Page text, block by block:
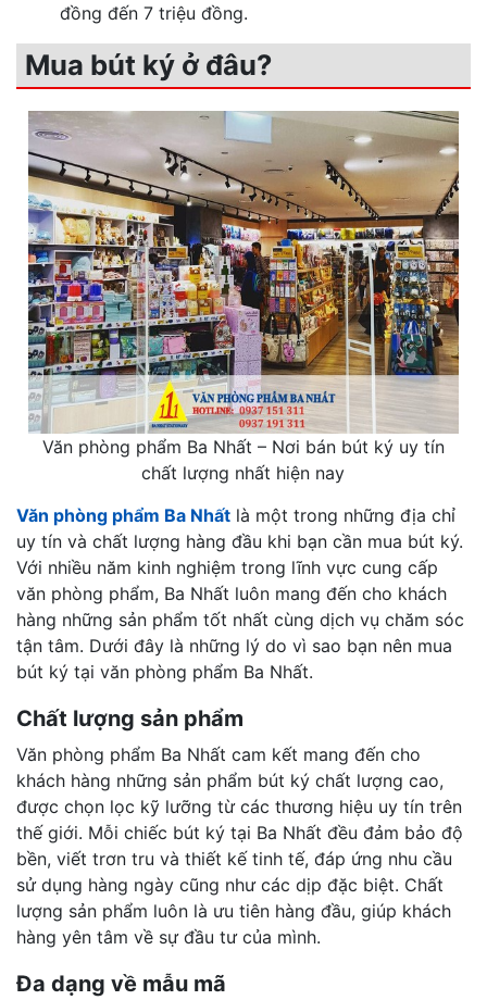
đồng đến 7 triệu đồng.
Mua bút ký ở đâu?
Văn phòng phẩm Ba Nhất – Nơi bán bút ký uy tín
chất lượng nhất hiện nay
Văn phòng phẩm Ba Nhất là một trong những địa chỉ
uy tín và chất lượng hàng đầu khi bạn cần mua bút ký.
Với nhiều năm kinh nghiệm trong lĩnh vực cung cấp
văn phòng phẩm, Ba Nhất luôn mang đến cho khách
hàng những sản phẩm tốt nhất cùng dịch vụ chăm sóc
tận tâm. Dưới đây là những lý do vì sao bạn nên mua
bút ký tại văn phòng phẩm Ba Nhất.
Chất lượng sản phẩm
Văn phòng phẩm Ba Nhất cam kết mang đến cho
khách hàng những sản phẩm bút ký chất lượng cao,
được chọn lọc kỹ lưỡng từ các thương hiệu uy tín trên
thế giới. Mỗi chiếc bút ký tại Ba Nhất đều đảm bảo độ
bền, viết trơn tru và thiết kế tinh tế, đáp ứng nhu cầu
sử dụng hàng ngày cũng như các dịp đặc biệt. Chất
lượng sản phẩm luôn là ưu tiên hàng đầu, giúp khách
hàng yên tâm về sự đầu tư của mình.
Đa dạng về mẫu mã